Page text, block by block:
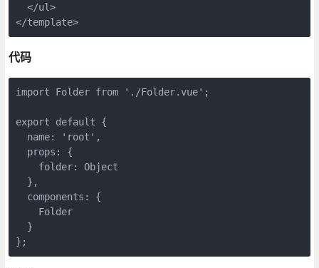
  </ul>
</template>
代码
import Folder from './Folder.vue';
export default {
  name: 'root',
  props: {
    folder: Object
  },
  components: {
    Folder
  }